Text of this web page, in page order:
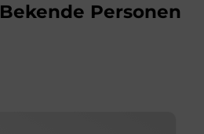
Bekende Personen